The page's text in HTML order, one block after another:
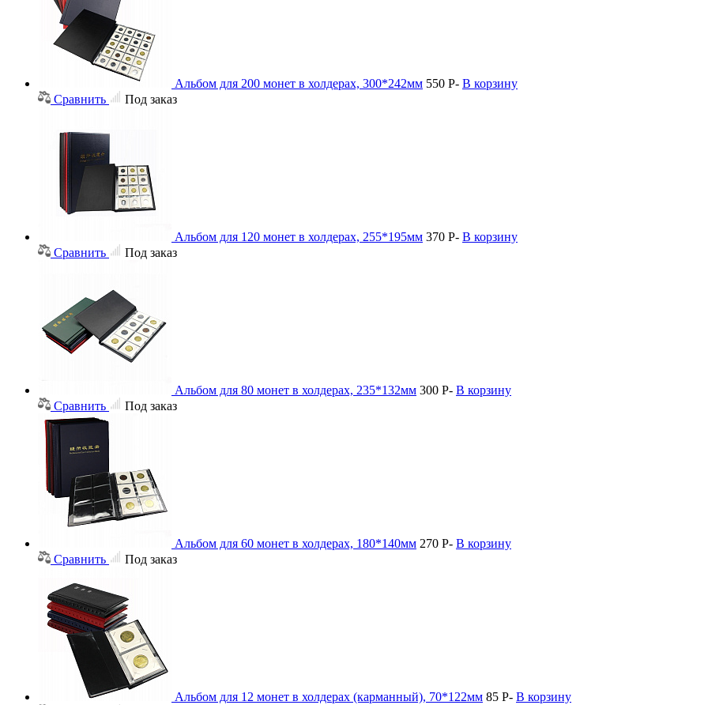
Альбом для 200 монет в холдерах, 300*242мм 550 Р- В корзину
Сравнить
Под заказ
Альбом для 120 монет в холдерах, 255*195мм 370 Р- В корзину
Сравнить
Под заказ
Альбом для 80 монет в холдерах, 235*132мм 300 Р- В корзину
Сравнить
Под заказ
Альбом для 60 монет в холдерах, 180*140мм 270 Р- В корзину
Сравнить
Под заказ
Альбом для 12 монет в холдерах (карманный), 70*122мм 85 Р- В корзину